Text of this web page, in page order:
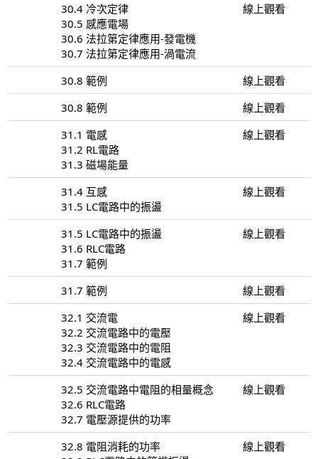
30.4 冷次定律
30.5 感應電場
30.6 法拉第定律應用-發電機
30.7 法拉第定律應用-渦電流
線上觀看
30.8 範例
線上觀看
30.8 範例
線上觀看
31.1 電感
31.2 RL電路
31.3 磁場能量
線上觀看
31.4 互感
31.5 LC電路中的振盪
線上觀看
31.5 LC電路中的振盪
31.6 RLC電路
31.7 範例
線上觀看
31.7 範例
線上觀看
32.1 交流電
32.2 交流電路中的電壓
32.3 交流電路中的電阻
32.4 交流電路中的電感
線上觀看
32.5 交流電路中電阻的相量概念
32.6 RLC電路
32.7 電壓源提供的功率
線上觀看
32.8 電阻消耗的功率
線上觀看